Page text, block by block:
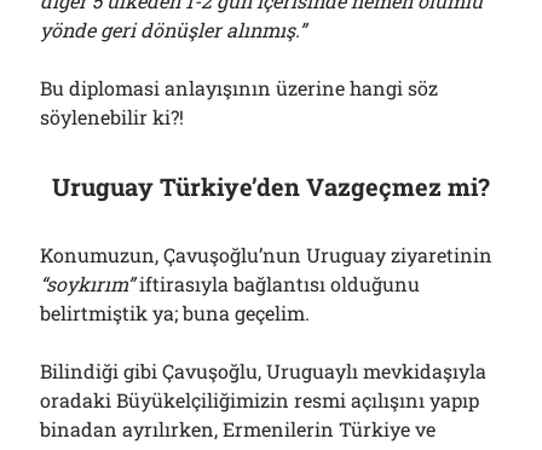
yönde geri dönüşler alınmış.”
Bu diplomasi anlayışının üzerine hangi söz
söylenebilir ki?!
Uruguay Türkiye’den Vazgeçmez mi?
Konumuzun, Çavuşoğlu’nun Uruguay ziyaretinin
“soykırım”iftirasıyla bağlantısı olduğunu
belirtmiştik ya; buna geçelim.
Bilindiği gibi Çavuşoğlu, Uruguaylı mevkidaşıyla
oradaki Büyükelçiliğimizin resmi açılışını yapıp
binadan ayrılırken, Ermenilerin Türkiye ve